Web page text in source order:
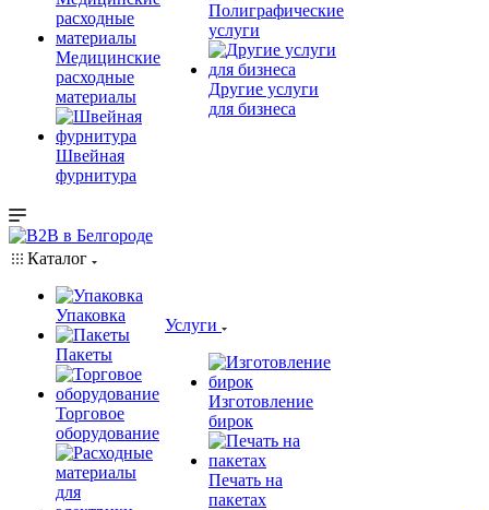
Медицинские
расходные
материалы
Швейная
фурнитура
Полиграфические
услуги
Другие услуги
для бизнеса
Каталог
Упаковка
Пакеты
Торговое
оборудование
Услуги
Изготовление
бирок
Печать на
пакетах